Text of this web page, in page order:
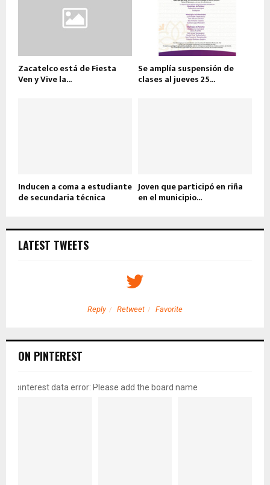
Zacatelco está de Fiesta
Ven y Vive la...
Se amplía suspensión de
clases al jueves 25...
Inducen a coma a estudiante
de secundaria técnica
Joven que participó en riña
en el municipio...
LATEST TWEETS
Reply Retweet Favorite
ON PINTEREST
pinterest data error: Please add the board name